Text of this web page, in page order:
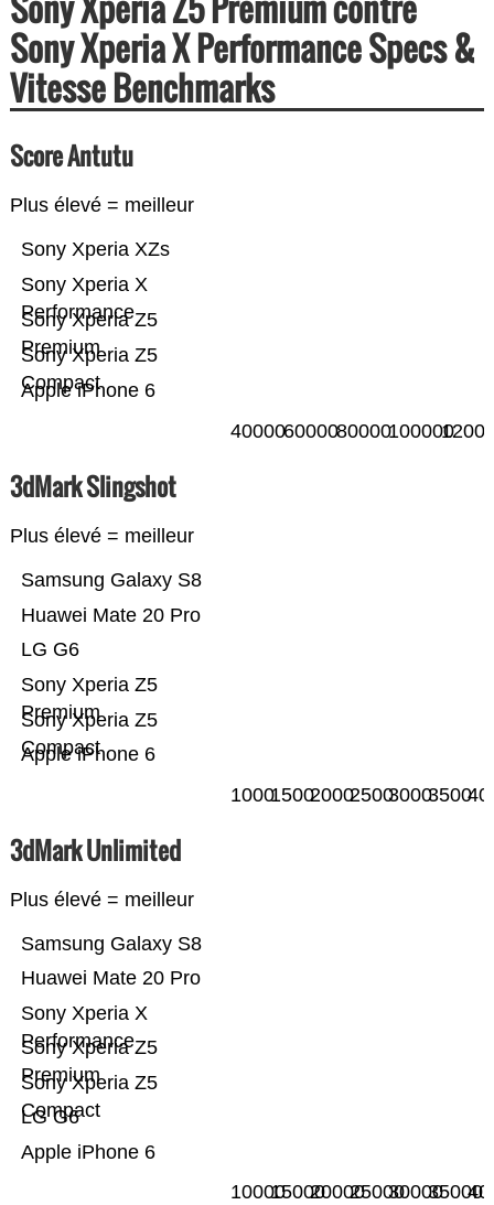
Sony Xperia X Performance Specs &
Vitesse Benchmarks
Score Antutu
Plus élevé = meilleur
Apple iPhone 6
Sony Xperia Z5
Compact
Sony Xperia Z5
Premium
Sony Xperia X
Performance
Sony Xperia XZs
400006000080000100000
3dMark Slingshot
Plus élevé = meilleur
Apple iPhone 6
Sony Xperia Z5
Compact
Sony Xperia Z5
Premium
LG G6
Huawei Mate 20 Pro
Samsung Galaxy S8
100015002000250030003500
3dMark Unlimited
Plus élevé = meilleur
Apple iPhone 6
LG G6
Sony Xperia Z5
Compact
Sony Xperia Z5
Premium
Sony Xperia X
Performance
Huawei Mate 20 Pro
Samsung Galaxy S8
100001500020000250003000035000